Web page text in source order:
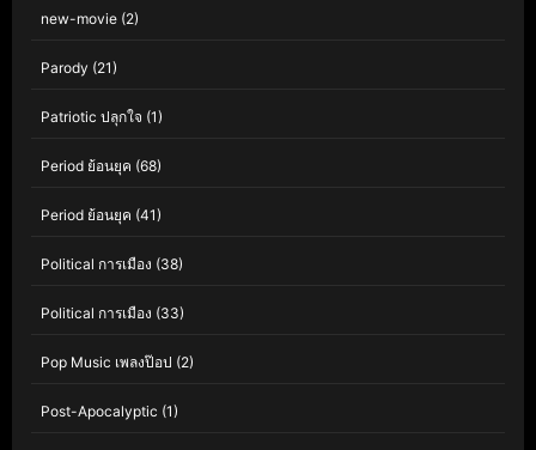
new-movie (2)
Parody (21)
Patriotic ปลุกใจ (1)
Period ย้อนยุค (68)
Period ย้อนยุค (41)
Political การเมือง (38)
Political การเมือง (33)
Pop Music เพลงป๊อป (2)
Post-Apocalyptic (1)